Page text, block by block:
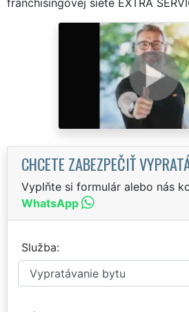
CHCETE ZABEZPEČIŤ
Vyplňte si formulár alebo nás
WhatsApp
Služba